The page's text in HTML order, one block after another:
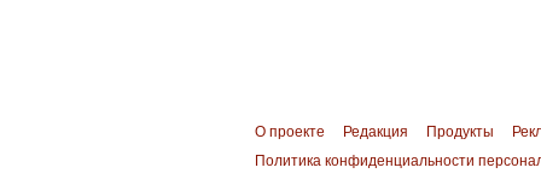
О проекте Редакция Продукты
Политика конфиденциальности